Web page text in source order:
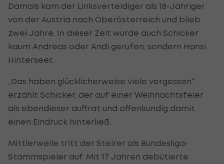
Damals kam der Linksverteidiger als 18-Jähriger
von der Austria nach Oberösterreich und blieb
zwei Jahre. In dieser Zeit wurde auch Schicker
kaum Andreas oder Andi gerufen, sondern Hansi
Hinterseer.
„Das haben glücklicherweise viele vergessen“,
erzählt Schicker, der auf einer Weihnachtsfeier
als ebendieser auftrat und offenkundig damit
einen Eindruck hinterließ.
Mittlerweile tritt der Steirer als Bundesliga-
Stammspieler auf. Mit 17 Jahren debütierte